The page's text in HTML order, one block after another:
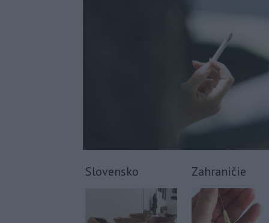
Slovensko Zahraničie